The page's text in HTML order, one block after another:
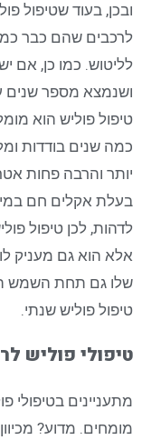
ובכן, בעוד שטיפול
לרכבים שהם כבר
לליטוש. כמו כן, אם
ושנמצא מספר שנים
טיפול פוליש הוא
כמה שנים בודדות
יותר והרבה פחות
בעלת אקלים חם
לדהות, לכן טיפול
אלא הוא גם מעניק
שלו גם תחת השמש
טיפול פוליש שנתי.
טיפולי פוליש
מתעניינים בטיפולי
מומחים. מדוע?